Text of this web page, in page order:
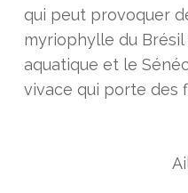
qui peut provoquer
myriophylle du
aquatique et le
vivace qui porte des